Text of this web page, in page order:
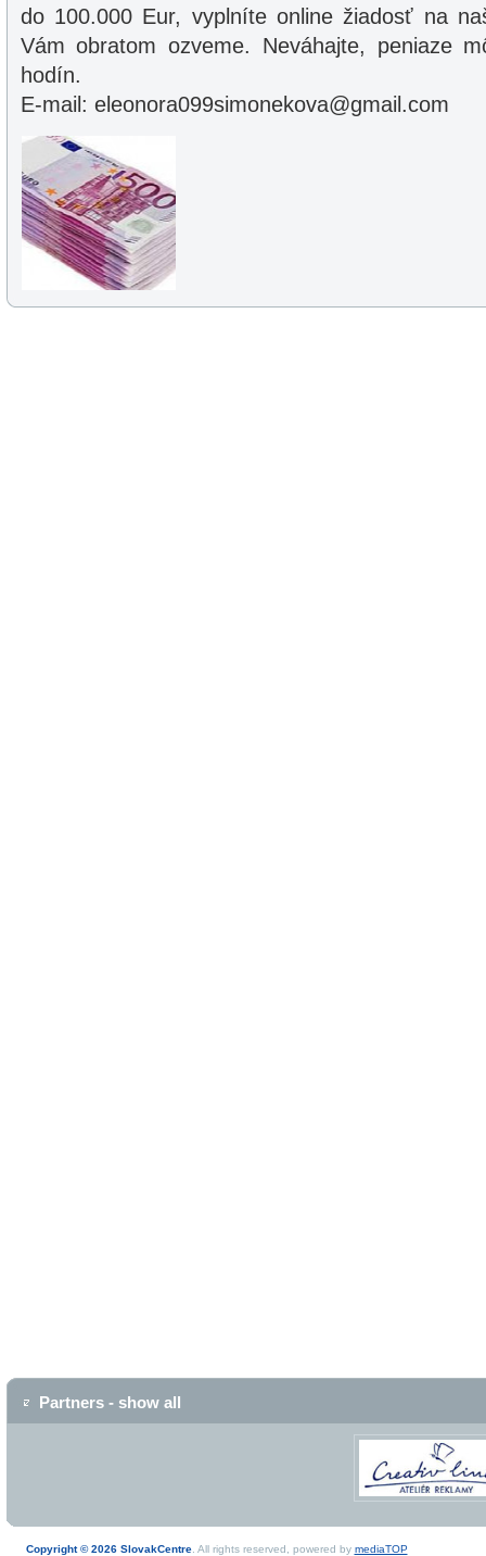
do 100.000 Eur, vyplníte online žiadosť na
Vám obratom ozveme. Neváhajte, peniaze
hodín.
E-mail: eleonora099simonekova@gmail.com
Partners - show all
Copyright © 2026 SlovakCentre. All rights reserved, powered by mediaTOP